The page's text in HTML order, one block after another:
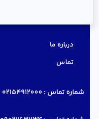
درباره ما
تماس
شماره تماس : 02154912000